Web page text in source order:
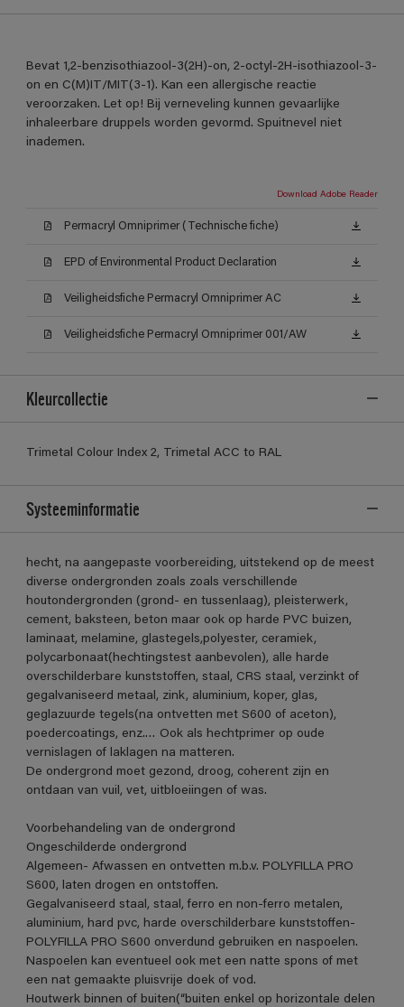
Bevat 1,2-benzisothiazool-3(2H)-on, 2-octyl-2H-isothiazool-3-
on en C(M)IT/MIT(3-1). Kan een allergische reactie
veroorzaken. Let op! Bij verneveling kunnen gevaarlijke
inhaleerbare druppels worden gevormd. Spuitnevel niet
inademen.
Download Adobe Reader
Permacryl Omniprimer (Technische fiche)
EPD of Environmental Product Declaration
Veiligheidsfiche Permacryl Omniprimer AC
Veiligheidsfiche Permacryl Omniprimer 001/AW
Kleurcollectie
Trimetal Colour Index 2, Trimetal ACC to RAL
Systeeminformatie
hecht, na aangepaste voorbereiding, uitstekend op de meest
diverse ondergronden zoals zoals verschillende
houtondergronden (grond- en tussenlaag), pleisterwerk,
cement, baksteen, beton maar ook op harde PVC buizen,
laminaat, melamine, glastegels,polyester, ceramiek,
polycarbonaat(hechtingstest aanbevolen), alle harde
overschilderbare kunststoffen, staal, CRS staal, verzinkt of
gegalvaniseerd metaal, zink, aluminium, koper, glas,
geglazuurde tegels(na ontvetten met S600 of aceton),
poedercoatings, enz.… Ook als hechtprimer op oude
vernislagen of laklagen na matteren.
De ondergrond moet gezond, droog, coherent zijn en
ontdaan van vuil, vet, uitbloeiingen of was.
Voorbehandeling van de ondergrond
Ongeschilderde ondergrond
Algemeen- Afwassen en ontvetten m.b.v. POLYFILLA PRO
S600, laten drogen en ontstoffen.
Gegalvaniseerd staal, staal, ferro en non-ferro metalen,
aluminium, hard pvc, harde overschilderbare kunststoffen-
POLYFILLA PRO S600 onverdund gebruiken en naspoelen.
Naspoelen kan eventueel ook met een natte spons of met
een nat gemaakte pluisvrije doek of vod.
Houtwerk binnen of buiten(“buiten enkel op horizontale delen